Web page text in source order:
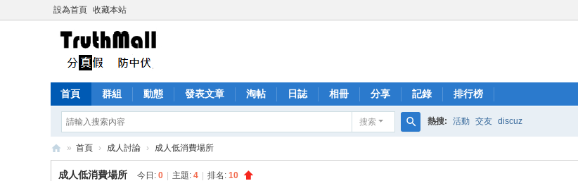
設為首頁 收藏本站
首頁 群組 動態 發表文章 淘帖 日誌 相冊 分享 記錄 排行榜
搜索
索
熱搜: 活動 交友 discuz
» 首頁 › 成人討論 › 成人低消費場所
成人低消費場所 今日: 0 主題: 4 排名: 10